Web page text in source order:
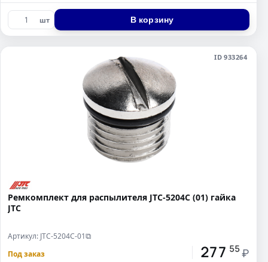
шт В корзину
ID 933264
Ремкомплект для распылителя JTC-5204C (01) гайка
JTC
Артикул: JTC-5204C-01⧉
Под заказ 277 55 ₽